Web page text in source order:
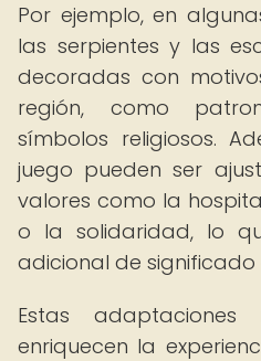
Por ejemplo, en
las serpientes y las
decoradas con
región, como
símbolos religiosos.
juego pueden ser
valores como la
o la solidaridad, lo
adicional de significado
Estas
enriquecen la